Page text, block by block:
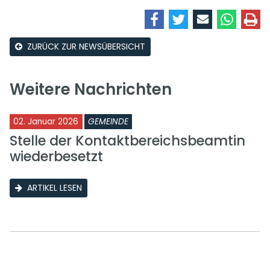
ZURÜCK ZUR NEWSÜBERSICHT
Weitere Nachrichten
02. Januar 2026 GEMEINDE
Stelle der Kontaktbereichsbeamtin
wiederbesetzt
ARTIKEL LESEN